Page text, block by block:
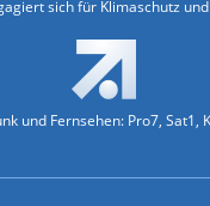
sich für Klimaschutz
und Fernsehen: Pro7, Sat1,